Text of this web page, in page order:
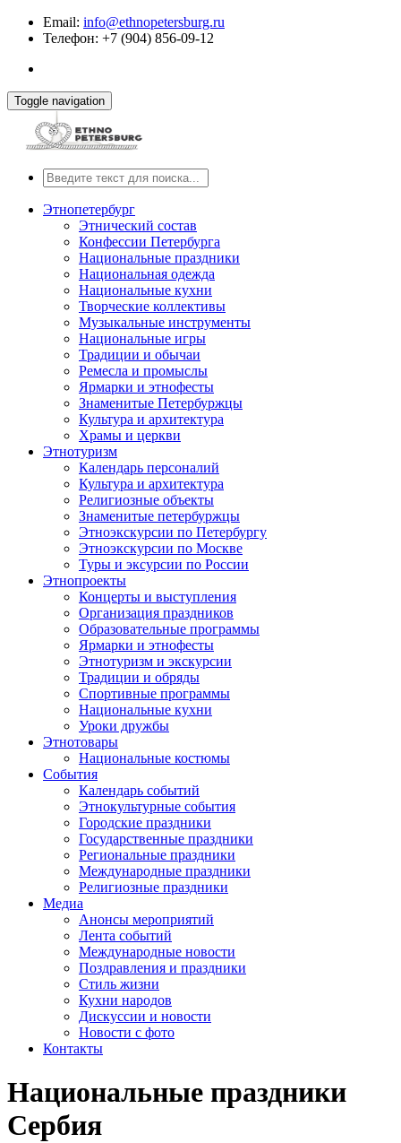
Email: info@ethnopetersburg.ru
Телефон: +7 (904) 856-09-12
Toggle navigation
Этнопетербург
Этнический состав
Конфессии Петербурга
Национальные праздники
Национальная одежда
Национальные кухни
Творческие коллективы
Музыкальные инструменты
Национальные игры
Традиции и обычаи
Ремесла и промыслы
Ярмарки и этнофесты
Знаменитые Петербуржцы
Культура и архитектура
Храмы и церкви
Этнотуризм
Календарь персоналий
Культура и архитектура
Религиозные объекты
Знаменитые петербуржцы
Этноэкскурсии по Петербургу
Этноэкскурсии по Москве
Туры и эксурсии по России
Этнопроекты
Концерты и выступления
Организация праздников
Образовательные программы
Ярмарки и этнофесты
Этнотуризм и экскурсии
Традиции и обряды
Спортивные программы
Национальные кухни
Уроки дружбы
Этнотовары
Национальные костюмы
События
Календарь событий
Этнокультурные события
Городские праздники
Государственные праздники
Региональные праздники
Международные праздники
Религиозные праздники
Медиа
Анонсы мероприятий
Лента событий
Международные новости
Поздравления и праздники
Cтиль жизни
Кухни народов
Дискуссии и новости
Новости с фото
Контакты
Национальные праздники
Сербия